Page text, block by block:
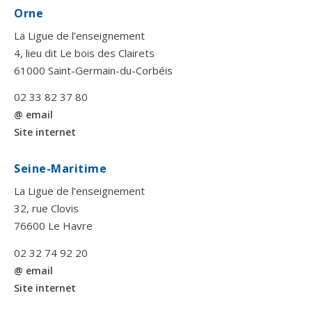
Orne
La Ligue de l’enseignement
4, lieu dit Le bois des Clairets
61000 Saint-Germain-du-Corbéis
02 33 82 37 80
@ email
Site internet
Seine-Maritime
La Ligue de l’enseignement
32, rue Clovis
76600 Le Havre
02 32 74 92 20
@ email
Site internet